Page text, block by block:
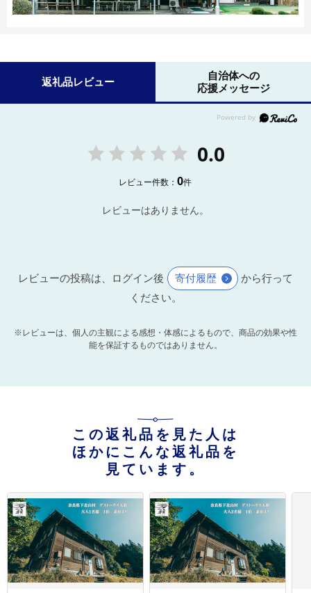
返礼品レビュー
自治体への
応援メッセージ
0.0
レビュー件数：0件
レビューはありません。
レビューの投稿は、ログイン後 寄付履歴
から行って
ください。
※レビューは、個人の主観による感想・体感によるもので、商品の効果や性
能を保証するものではありません。
この返礼品を見た人は
ほかにこんな返礼品を
見ています。